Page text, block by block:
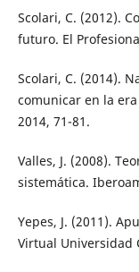
Scolari, C. (2012).
futuro. El
Scolari, C. (2014).
comunicar en la
2014, 71-81.
Valles, J. (2008).
sistemática.
Yepes, J. (2011).
Virtual Universidad